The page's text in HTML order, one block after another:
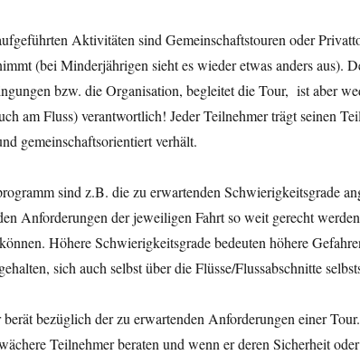
Aktivitäten sind Gemeinschaftstouren oder
(bei Minderjährigen sieht es wieder etwas anders aus).
bzw. die Organisation, begleitet die Tour, ist aber
am Fluss) verantwortlich! Jeder Teilnehmer trägt seinen
gemeinschaftsorientiert verhält.
sind z.B. die zu erwartenden Schwierigkeitsgrade
Anforderungen der jeweiligen Fahrt so weit gerecht
Höhere Schwierigkeitsgrade bedeuten höhere
sich auch selbst über die Flüsse/Flussabschnitte
bezüglich der zu erwartenden Anforderungen einer
Teilnehmer beraten und wenn er deren Sicherheit